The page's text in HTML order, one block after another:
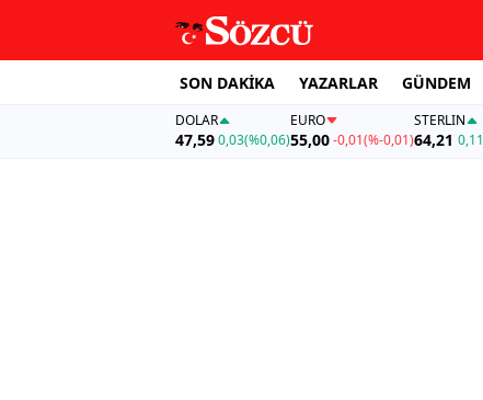
SON DAKİKA YAZARLAR GÜNDEM
DOLAR
47,590,03(%0,06)
EURO
55,00 -0,01(%-0,01)
STERLIN
64,21 0,11